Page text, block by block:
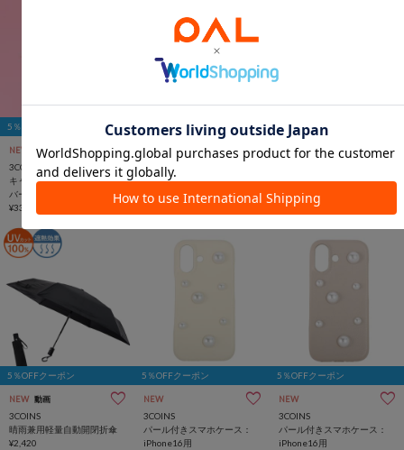
5％OFFクーポン
NEW 一部店舗限定
3COINS
キャット王冠／ペットアニ
バーサリー
¥330
5％OFFクーポン
NEW 一部店舗限定
3COINS
キャット王冠／ペットアニ
バーサリー
5％OFFクーポン
NEW 動画
晴雨兼用軽量自動開閉折傘
¥2,420
5％OFFクーポン
NEW 動画
3COINS
晴雨兼用軽量自動開閉折傘
¥2,420
5％OFFクーポン
NEW
3COINS
パール付きスマホケース：
iPhone16用
5％OFFクーポン
NEW
3COINS
パール付きスマホケース：
iPhone16用